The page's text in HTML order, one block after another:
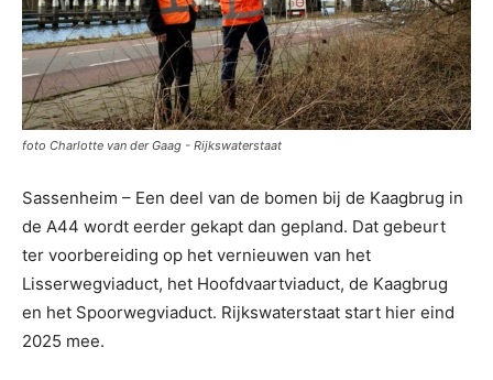
foto Charlotte van der Gaag - Rijkswaterstaat
Sassenheim – Een deel van de bomen bij de Kaagbrug in
de A44 wordt eerder gekapt dan gepland. Dat gebeurt
ter voorbereiding op het vernieuwen van het
Lisserwegviaduct, het Hoofdvaartviaduct, de Kaagbrug
en het Spoorwegviaduct. Rijkswaterstaat start hier eind
2025 mee.